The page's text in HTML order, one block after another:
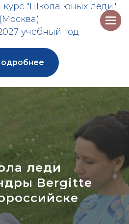
курс "Школа юных леди"
(Москва)
учебный год
леди
Bergitte